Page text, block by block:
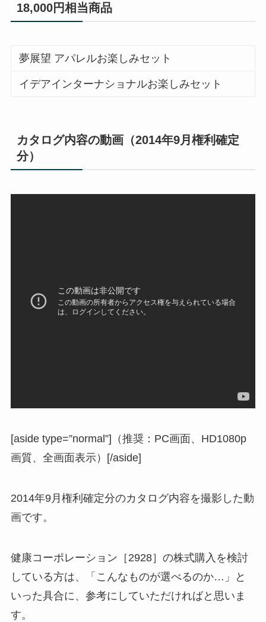
18,000円相当商品
夢展望 アパレルお楽しみセット
イデアインターナショナルお楽しみセット
カタログ内容の動画（2014年9月権利確定
分）
[aside type=”normal”]（推奨：PC画面、HD1080p
画質、全画面表示）[/aside]
2014年9月権利確定分のカタログ内容を撮影した動
画です。
健康コーポレーション［2928］の株式購入を検討
している方は、「こんなものが選べるのか…」と
いった具合に、参考にしていただければと思いま
す。